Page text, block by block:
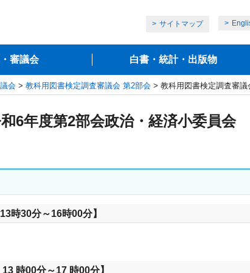
サイトマップ
審議会 白書・統計・出版物
会 > 教科用図書検定調査審議会 第2部会 > 教科用図書検定調査審
6年度第2部会政治・経済小委員会
時30分～16時00分】
時00分～17 時00分】